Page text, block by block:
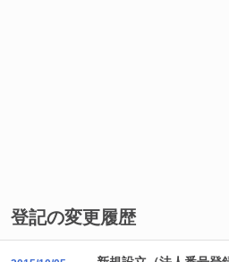
登記の変更履歴